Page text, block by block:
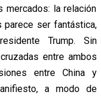
mercados: la relación
parece ser fantástica,
Trump. Sin
entre ambos
entre China y
a modo de